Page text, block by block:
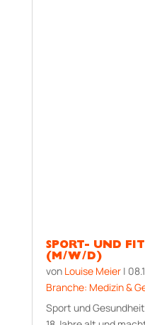
SPORT- UND
(M/W/D)
von Louise Meier|
Branche: Medizin &
Sport und